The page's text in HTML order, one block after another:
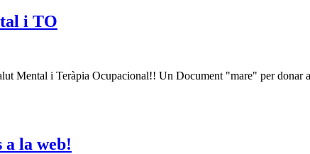
i TO
Mental i Teràpia Ocupacional!! Un Document "mare" per donar
a la web!